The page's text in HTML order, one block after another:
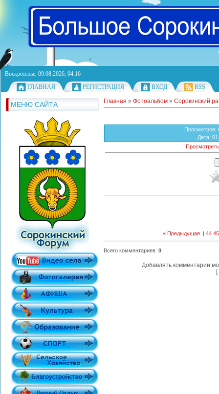
Воскресенье, 09.08.2026, 04:16
ГЛАВНАЯ
РЕГИСТРАЦИЯ ВХОД RSS
МЕНЮ САЙТА Главная » Фотоальбом » Сорокинский
Просмотров:
Дата:
« Предыдущая | 44 45
Всего комментариев: 0
Добавлять комментарии
[